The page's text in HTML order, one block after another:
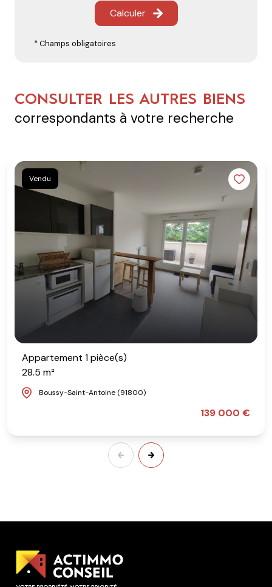
Calculer
* Champs obligatoires
CONSULTER LES AUTRES BIENS
correspondants à votre recherche
Vendu
Appartement 1 pièce(s)
28.5 m²
Boussy-Saint-Antoine (91800)
139 000 €